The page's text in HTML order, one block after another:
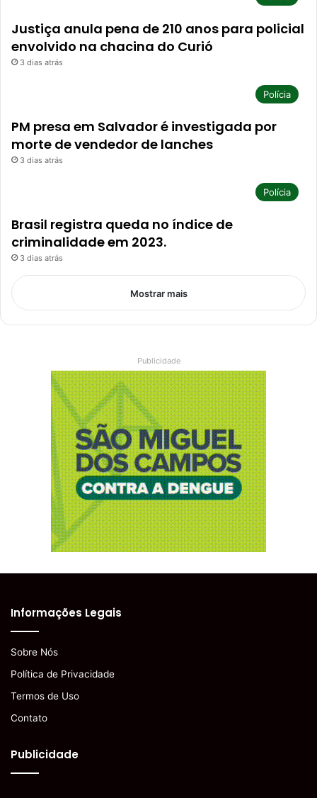
Justiça anula pena de 210 anos para policial
envolvido na chacina do Curió
3 dias atrás
Polícia
PM presa em Salvador é investigada por
morte de vendedor de lanches
3 dias atrás
Polícia
Brasil registra queda no índice de
criminalidade em 2023.
3 dias atrás
Mostrar mais
Publicidade
Informações Legais
Sobre Nós
Política de Privacidade
Termos de Uso
Contato
Publicidade